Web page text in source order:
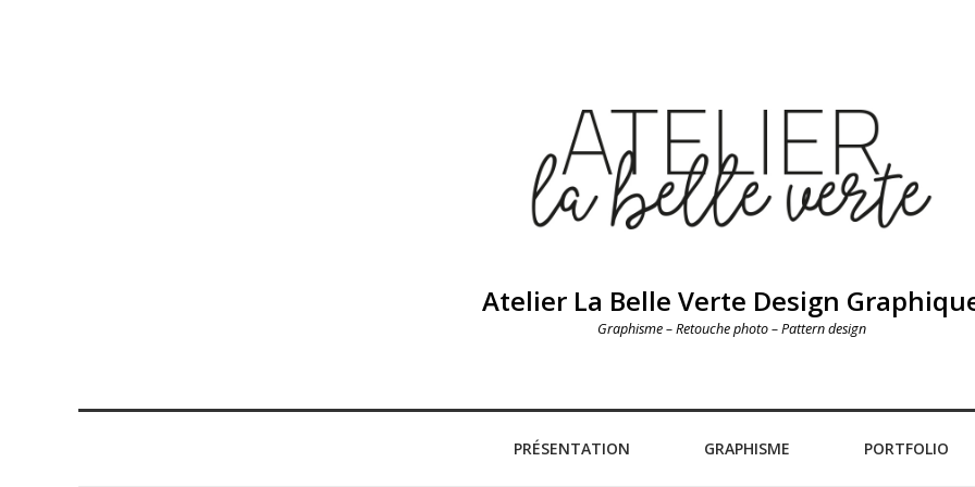
Atelier La Belle Verte Design
Graphisme – Retouche photo – Pattern design
PRÉSENTATION GRAPHISME PORTFOLIO